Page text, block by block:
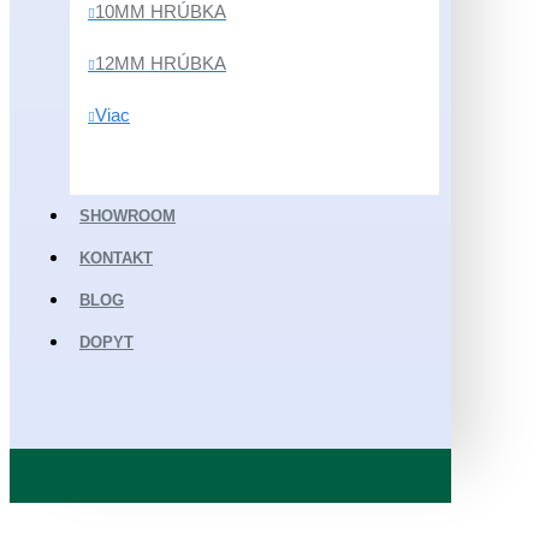
10MM HRÚBKA
12MM HRÚBKA
Viac
SHOWROOM
KONTAKT
BLOG
DOPYT